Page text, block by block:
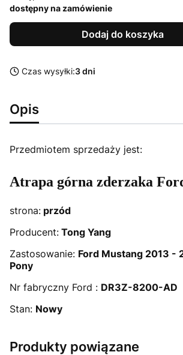
dostępny na zamówienie
Dodaj do koszyka
Czas wysyłki:3 dni
Opis
Przedmiotem sprzedaży jest:
Atrapa górna zderzaka
strona: przód
Producent: Tong Yang
Zastosowanie: Ford Mustang 2013 -
Pony
Nr fabryczny Ford : DR3Z-8200-AD
Stan: Nowy
Produkty powiązane